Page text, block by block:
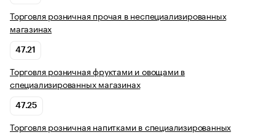
Торговля розничная прочая в неспециализированных
магазинах
47.21
Торговля розничная фруктами и овощами в
специализированных магазинах
47.25
Торговля розничная напитками в специализированных